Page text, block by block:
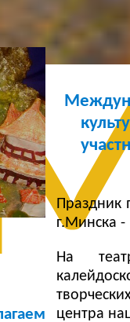
Праздник
г.Минска -
На
центра